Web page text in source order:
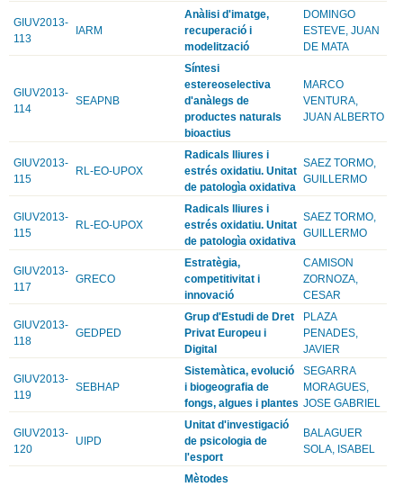
GIUV2013-
113
IARM
Anàlisi d'imatge,
recuperació i
modelització
DOMINGO
ESTEVE, JUAN
DE MATA
GIUV2013-
114
SEAPNB
Síntesi
estereoselectiva
d'anàlegs de
productes naturals
bioactius
MARCO
VENTURA,
JUAN ALBERTO
GIUV2013-
115
RL-EO-UPOX
Radicals lliures i
estrés oxidatiu. Unitat
de patologìa oxidativa
SAEZ TORMO,
GUILLERMO
GIUV2013-
115
RL-EO-UPOX
Radicals lliures i
estrés oxidatiu. Unitat
de patologìa oxidativa
SAEZ TORMO,
GUILLERMO
GIUV2013-
117
GRECO
Estratègia,
competitivitat i
innovació
CAMISON
ZORNOZA,
CESAR
GIUV2013-
118
GEDPED
Grup d'Estudi de Dret
Privat Europeu i
Digital
PLAZA
PENADES,
JAVIER
GIUV2013-
119
SEBHAP
Sistemàtica, evolució
i biogeografia de
fongs, algues i plantes
SEGARRA
MORAGUES,
JOSE GABRIEL
GIUV2013-
120
UIPD
Unitat d'investigació
de psicologia de
l'esport
BALAGUER
SOLA, ISABEL
Mètodes